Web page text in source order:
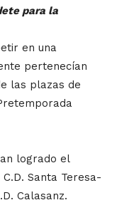
para la
en una
pertenecían
las plazas de
logrado el
Santa Teresa-
Calasanz.